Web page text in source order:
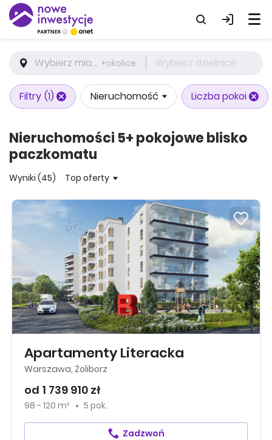
Wybierz miasto +okolice Wybierz dzielnicę
Filtry (1) Nieruchomość Liczba pokoi
Nieruchomości 5+ pokojowe blisko
paczkomatu
Wyniki (45) Top oferty
Apartamenty Literacka
Warszawa, Żoliborz
od 1 739 910 zł
98 - 120 m² 5 pok.
Zadzwoń